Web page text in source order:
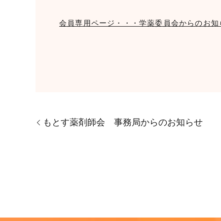
会員専用ページ・・・学薬委員会からのお知
もとす薬剤師会 事務局からのお知らせ